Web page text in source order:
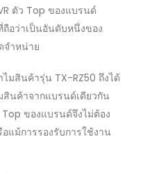
ตัว Top ของแบรนด์
อว่าเป็นอันดับหนึ่งของ
จำหน่าย
นค้ารุ่น TX-RZ50 ถึงได้
นค้าจากแบรนด์เดียวกัน
ของแบรนด์จึงไม่ต้อง
แม้การรองรับการใช้งาน